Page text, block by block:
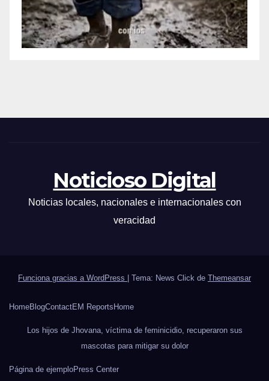
Noticioso Digital
Noticias locales, nacionales e internacionales con
veracidad
Funciona gracias a WordPress | Tema: News Click de Themeansar
HomeBlogContactEM Reports Home
Los hijos de Jhovana, víctima de feminicidio, recuperaron sus
mascotas para mitigar su dolor
Página de ejemploPress Center